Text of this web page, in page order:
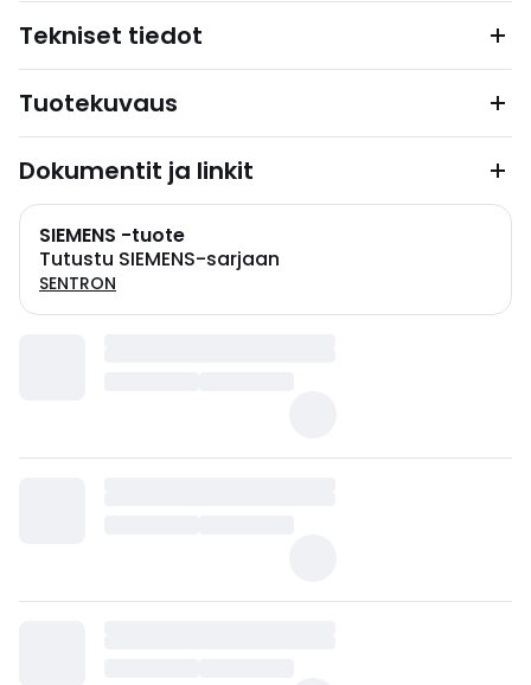
Tekniset tiedot
Tuotekuvaus
Dokumentit ja linkit
SIEMENS -tuote
Tutustu SIEMENS-sarjaan
SENTRON